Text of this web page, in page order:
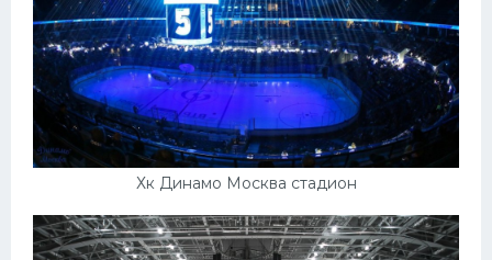
Хк Динамо Москва стадион